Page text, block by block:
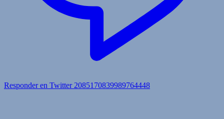
Responder en Twitter 2085170839989764448